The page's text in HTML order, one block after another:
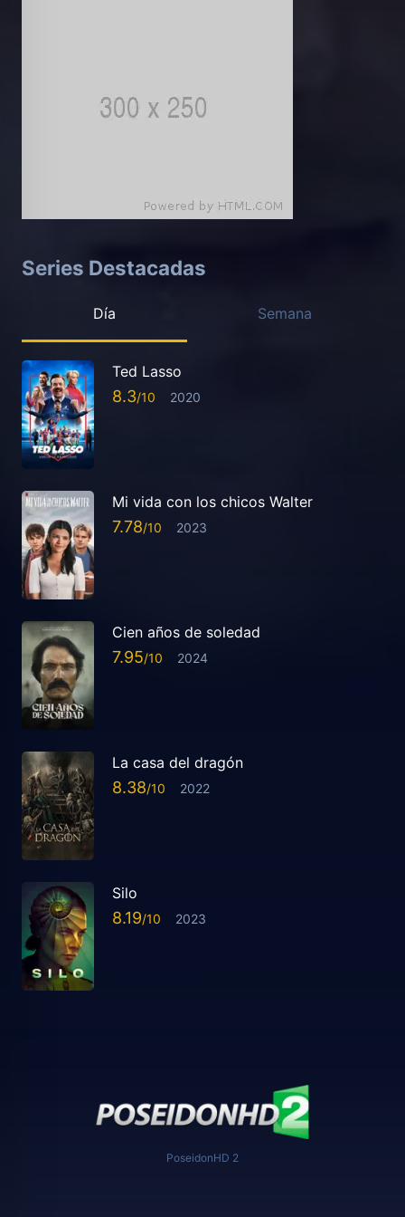
Series Destacadas
Día Semana
Ted Lasso
8.3 2020
Mi vida con los chicos Walter
7.78 2023
Cien años de soledad
7.95 2024
La casa del dragón
8.38 2022
Silo
8.19 2023
PoseidonHD 2